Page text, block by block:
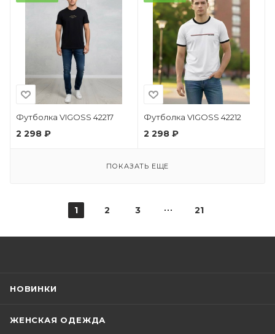
Футболка VIGOSS 42217
2 298 ₽
Футболка VIGOSS 42212
2 298 ₽
ПОКАЗАТЬ ЕЩЕ
1 2 3 21
НОВИНКИ
ЖЕНСКАЯ ОДЕЖДА